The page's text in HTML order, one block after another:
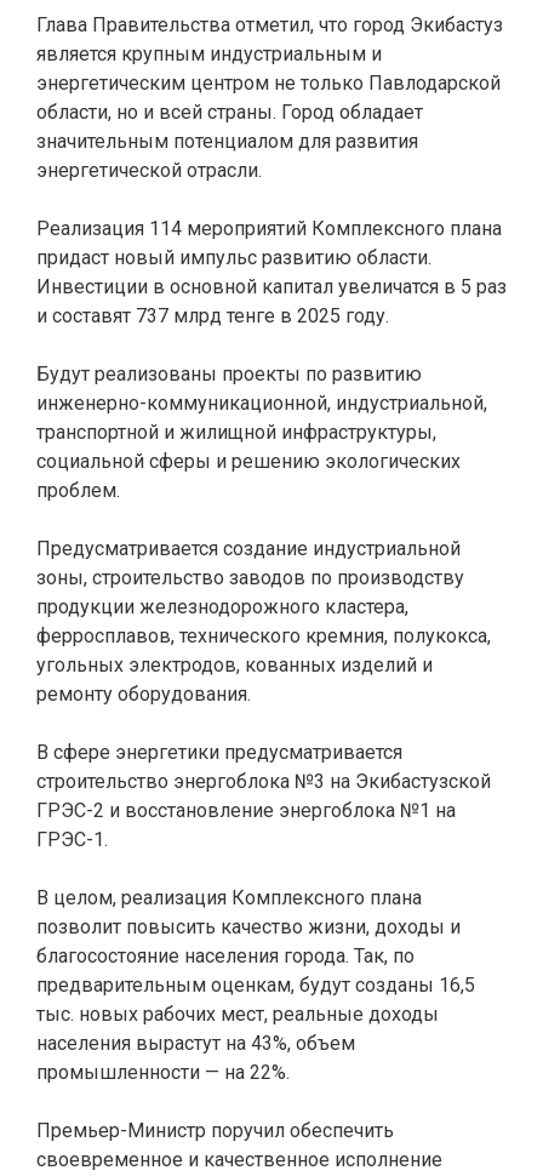
Глава Правительства отметил, что город Экибастуз
является крупным индустриальным и
энергетическим центром не только Павлодарской
области, но и всей страны. Город обладает
значительным потенциалом для развития
энергетической отрасли.
Реализация 114 мероприятий Комплексного плана
придаст новый импульс развитию области.
Инвестиции в основной капитал увеличатся в 5 раз
и составят 737 млрд тенге в 2025 году.
Будут реализованы проекты по развитию
инженерно-коммуникационной, индустриальной,
транспортной и жилищной инфраструктуры,
социальной сферы и решению экологических
проблем.
Предусматривается создание индустриальной
зоны, строительство заводов по производству
продукции железнодорожного кластера,
ферросплавов, технического кремния, полукокса,
угольных электродов, кованных изделий и
ремонту оборудования.
В сфере энергетики предусматривается
строительство энергоблока №3 на Экибастузской
ГРЭС-2 и восстановление энергоблока №1 на
ГРЭС-1.
В целом, реализация Комплексного плана
позволит повысить качество жизни, доходы и
благосостояние населения города. Так, по
предварительным оценкам, будут созданы 16,5
тыс. новых рабочих мест, реальные доходы
населения вырастут на 43%, объем
промышленности — на 22%.
Премьер-Министр поручил обеспечить
своевременное и качественное исполнение